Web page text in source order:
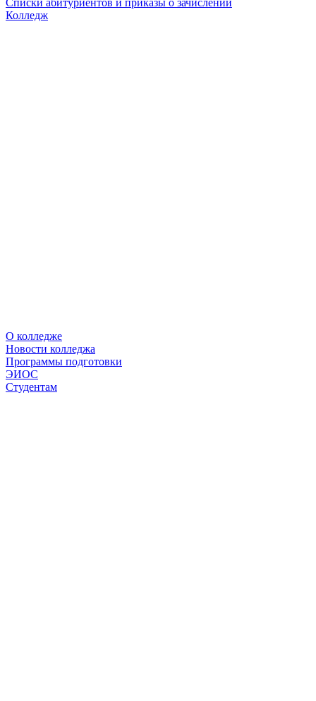
Списки абитуриентов и приказы о зачислении
Колледж
О колледже
Новости колледжа
Программы подготовки
ЭИОС
Студентам